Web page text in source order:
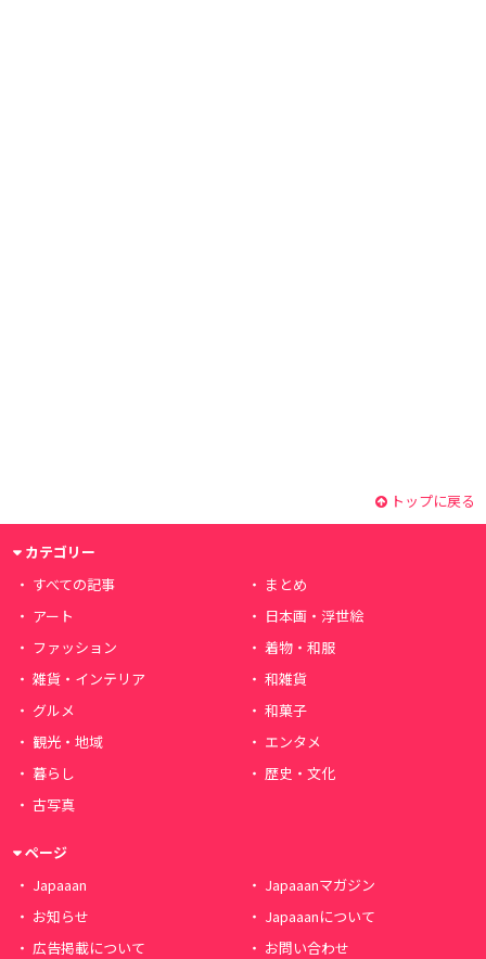
トップに戻る
カテゴリー
すべての記事
まとめ
アート
日本画・浮世絵
ファッション
着物・和服
雑貨・インテリア
和雑貨
グルメ
和菓子
観光・地域
エンタメ
暮らし
歴史・文化
古写真
ページ
Japaaan
Japaaanマガジン
お知らせ
Japaaanについて
広告掲載について
お問い合わせ